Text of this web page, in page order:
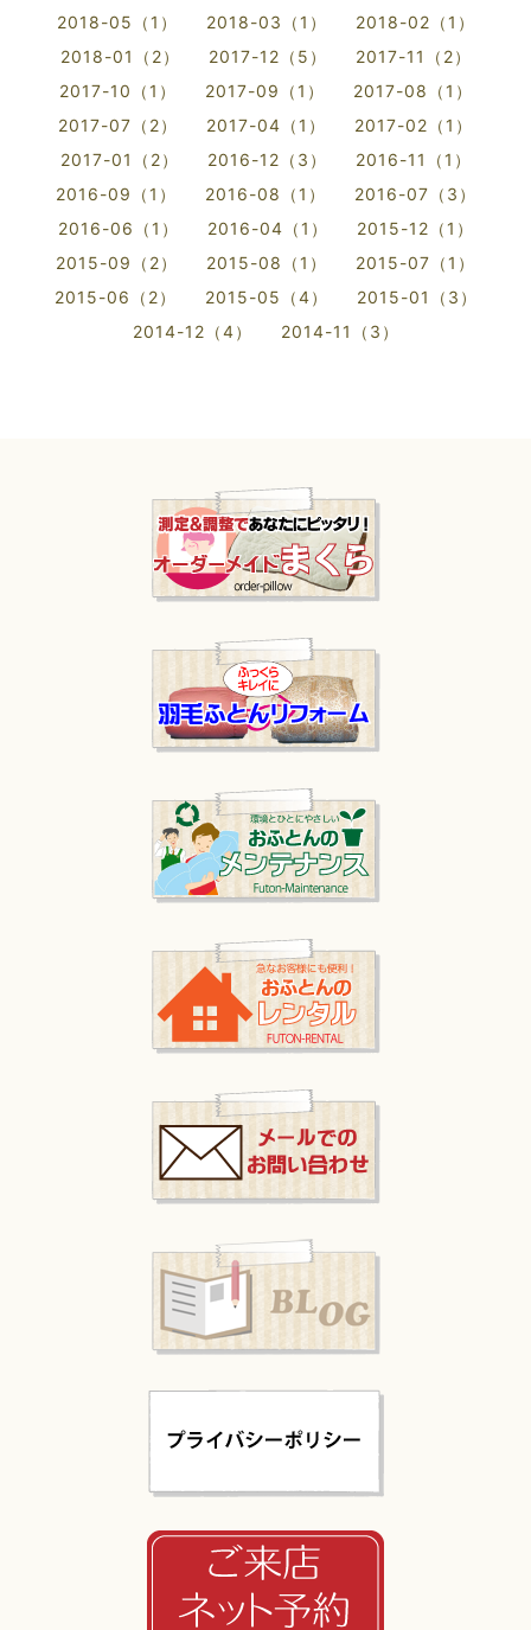
2018-05（1）
2018-03（1）
2018-02（1）
2018-01（2）
2017-12（5）
2017-11（2）
2017-10（1）
2017-09（1）
2017-08（1）
2017-07（2）
2017-04（1）
2017-02（1）
2017-01（2）
2016-12（3）
2016-11（1）
2016-09（1）
2016-08（1）
2016-07（3）
2016-06（1）
2016-04（1）
2015-12（1）
2015-09（2）
2015-08（1）
2015-07（1）
2015-06（2）
2015-05（4）
2015-01（3）
2014-12（4）
2014-11（3）